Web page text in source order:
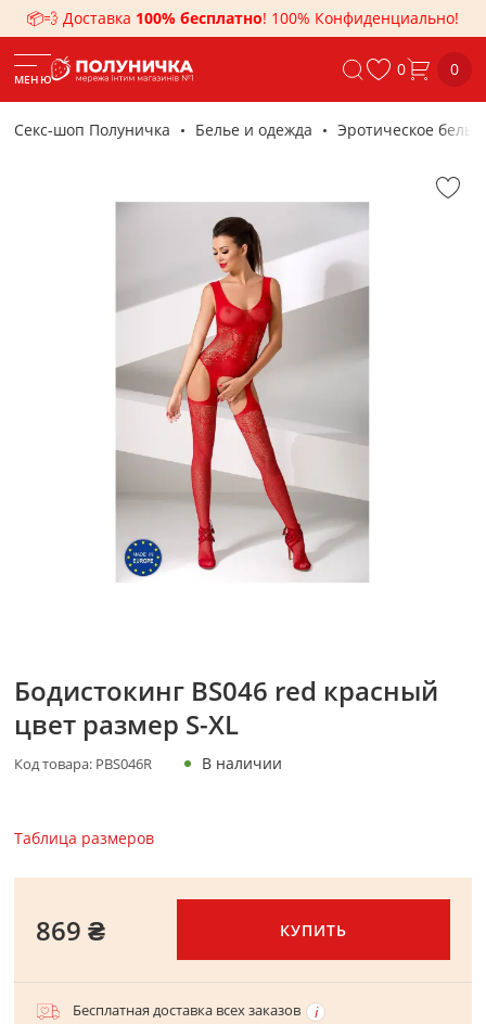
📦💨 Доставка 100% бесплатно! 100% Конфиденциально!
МЕНЮ 0 0
Секс-шоп Полуничка Белье и одежда Эротическое белье
Бодистокинг BS046 red красный
цвет размер S-XL
Код товара: PBS046R В наличии
869 ₴ КУПИТЬ
Бесплатная доставка всех заказов
Таблица размеров